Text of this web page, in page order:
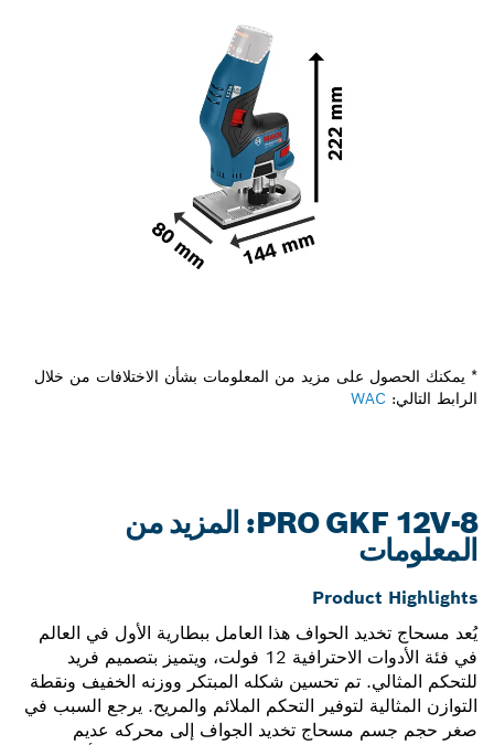
* يمكنك الحصول على مزيد من المعلومات بشأن الاختلافات من خلال
الرابط التالي: WAC
PRO GKF 12V-8: المزيد من
المعلومات
Product Highlights
يُعد مسحاج تخديد الحواف هذا العامل ببطارية الأول في العالم
في فئة الأدوات الاحترافية 12 فولت، ويتميز بتصميم فريد
للتحكم المثالي. تم تحسين شكله المبتكر ووزنه الخفيف ونقطة
التوازن المثالية لتوفير التحكم الملائم والمريح. يرجع السبب في
صغر حجم جسم مسحاج تخديد الجواف إلى محركه عديم